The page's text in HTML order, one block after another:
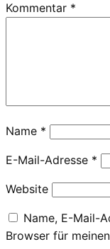
Kommentar *
Name *
E-Mail-Adresse *
Website
Name, E-Mail-
Browser für